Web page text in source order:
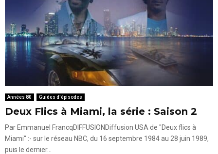
Années 80 Guides d'épisodes
Deux Flics à Miami, la série : Saison 2
Par Emmanuel FrancqDIFFUSIONDiffusion USA de "Deux flics à
Miami" :- sur le réseau NBC, du 16 septembre 1984 au 28 juin 1989,
puis le dernier...